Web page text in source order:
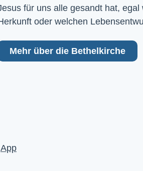
für uns alle gesandt hat,
oder welchen
Mehr über die Bethelkirche
App